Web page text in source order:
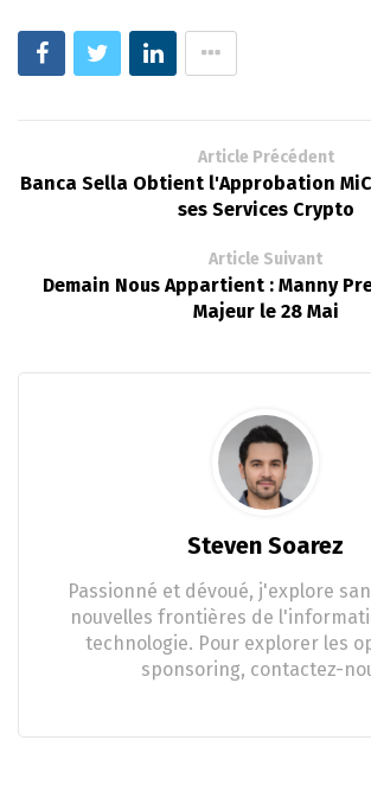
Article Précédent
Banca Sella Obtient l'Approbation
ses Services Crypto
Article Suivant
Demain Nous Appartient : Manny
Majeur le 28 Mai
Steven Soarez
Passionné et dévoué, j'explore
nouvelles frontières de
technologie. Pour explorer les
sponsoring, contactez-